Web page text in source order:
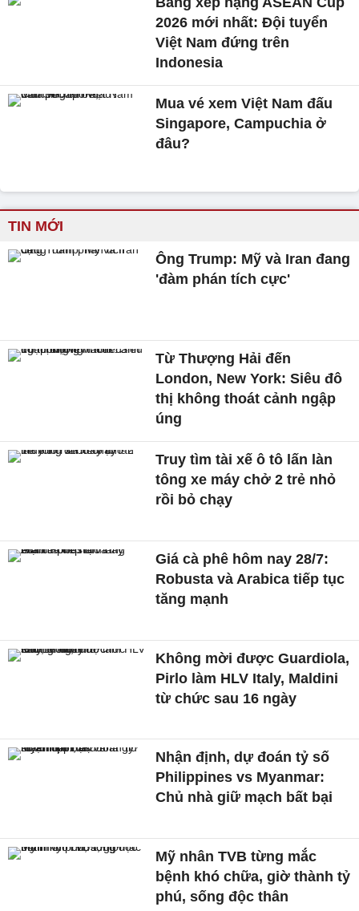
2026 mới nhất: Đội tuyển
Việt Nam đứng trên
Indonesia
Mua vé xem Việt Nam đấu
Singapore, Campuchia ở
đâu?
TIN MỚI
Ông Trump: Mỹ và Iran đang
'đàm phán tích cực'
Từ Thượng Hải đến
London, New York: Siêu đô
thị không thoát cảnh ngập
úng
Truy tìm tài xế ô tô lấn làn
tông xe máy chở 2 trẻ nhỏ
rồi bỏ chạy
Giá cà phê hôm nay 28/7:
Robusta và Arabica tiếp tục
tăng mạnh
Không mời được Guardiola,
Pirlo làm HLV Italy, Maldini
từ chức sau 16 ngày
Nhận định, dự đoán tỷ số
Philippines vs Myanmar:
Chủ nhà giữ mạch bất bại
Mỹ nhân TVB từng mắc
bệnh khó chữa, giờ thành tỷ
phú, sống độc thân